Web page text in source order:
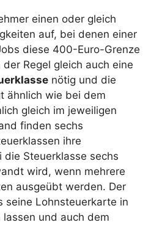
einen oder gleich
auf, bei denen einer
diese 400-Euro-Grenze
Regel gleich auch eine
nötig und die
ähnlich wie bei dem
gleich im jeweiligen
finden sechs
ihre
Steuerklasse sechs
wird, wenn mehrere
ausgeübt werden. Der
seine Lohnsteuerkarte in
und auch dem